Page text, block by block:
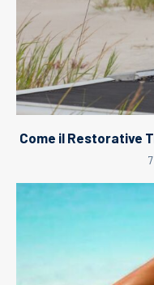
Come il Restorative